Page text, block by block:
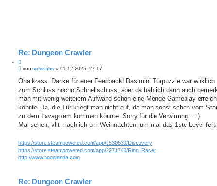
Re: Dungeon Crawler
i
e
e
n
B
i
r
a
von scheichs » 01.12.2025, 22:17
Oha krass. Danke für euer Feedback! Das mini Türpuzzle war wirklich
zum Schluss nochn Schnellschuss, aber da hab ich dann auch
man mit wenig weiterem Aufwand schon eine Menge Gameplay
könnte. Ja, die Tür kriegt man nicht auf, da man sonst schon vom
zu dem Lavagolem kommen könnte. Sorry für die Verwirrung... :)
Mal sehen, vllt mach ich um Weihnachten rum mal das 1ste Level
https://store.steampowered.com/app/1530530/Discovery
https://store.steampowered.com/app/2271740/Ring_Racer
http://www.noowanda.com
Re: Dungeon Crawler